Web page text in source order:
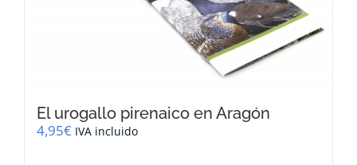
El urogallo pirenaico en Aragón
4,95€ IVA incluido